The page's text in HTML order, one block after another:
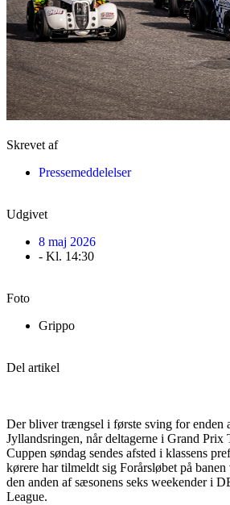
Skrevet af
Pressemeddelelser
Udgivet
8 maj 2026
- Kl. 14:30
Foto
Grippo
Del artikel
Der bliver trængsel i første sving for enden
Jyllandsringen, når deltagerne i Grand Prix
Cuppen søndag sendes afsted i klassens
kørere har tilmeldt sig Forårsløbet på
den anden af sæsonens seks weekender i
League.